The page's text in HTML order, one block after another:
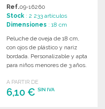
Ref.09-16260
Stock : 2 233 artículos
Dimensiones : 18 cm
Peluche de oveja de 18 cm,
con ojos de plástico y nariz
bordada. Personalizable y apta
para niños menores de 3 años.
A PARTIR DE
6,10 €SIN IVA